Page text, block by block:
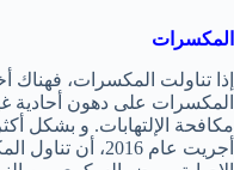
المكسرات
إذا تناولت المكسرات،
المكسرات على دهون أحادية
مكافحة الإلتهابات. و بشكل
أجريت عام 2016،